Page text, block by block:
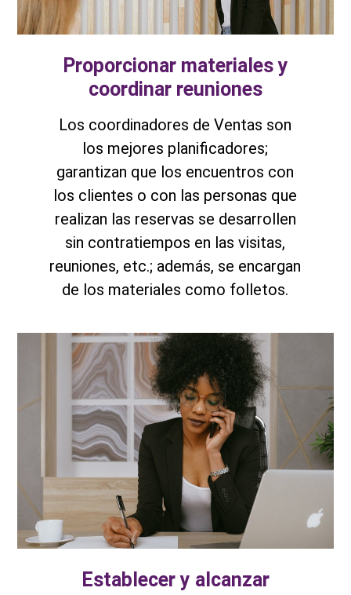
Proporcionar materiales y
coordinar reuniones
Los coordinadores de Ventas son
los mejores planificadores;
garantizan que los encuentros con
los clientes o con las personas que
realizan las reservas se desarrollen
sin contratiempos en las visitas,
reuniones, etc.; además, se encargan
de los materiales como folletos.
Establecer y alcanzar